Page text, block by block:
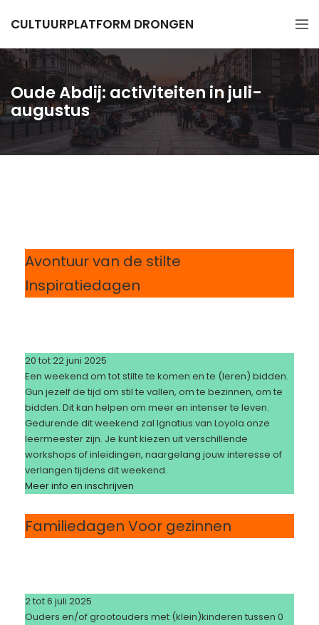
CULTUURPLATFORM DRONGEN
Oude Abdij: activiteiten in juli-
augustus
Avontuur van de stilte
Inspiratiedagen
20 tot 22 juni 2025
Een weekend om tot stilte te komen en te (leren) bidden.
Gun jezelf de tijd om stil te vallen, om te bezinnen, om te
bidden. Dit kan helpen om meer en intenser te leven.
Gedurende dit weekend zal Ignatius van Loyola onze
leermeester zijn. Je kunt kiezen uit verschillende
workshops of inleidingen, naargelang jouw interesse of
verlangen tijdens dit weekend.
Meer info en inschrijven
Familiedagen Voor gezinnen
2 tot 6 juli 2025
Ouders en/of grootouders met (klein)kinderen tussen 0